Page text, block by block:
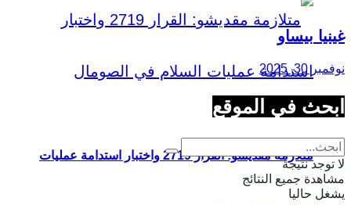
متلازمة مقديشو: القرار 2719 واختبار استدامة عمليات
غينيا بيساو
نوفمبر 30, 2025
ابحث في الموقع
لا توجد نتيجة
مشاهدة جميع النتائج
يشغل حاليا